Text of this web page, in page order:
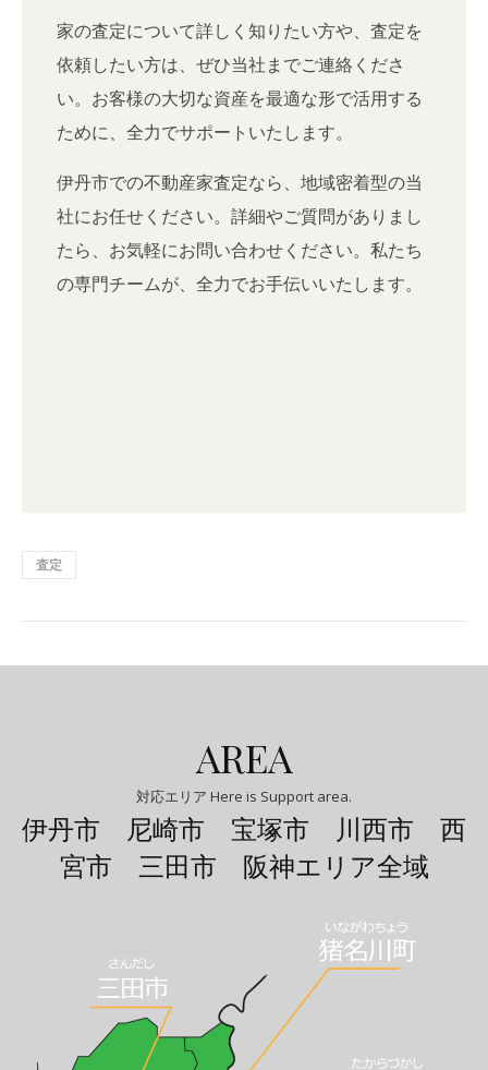
家の査定について詳しく知りたい方や、査定を
依頼したい方は、ぜひ当社までご連絡くださ
い。お客様の大切な資産を最適な形で活用する
ために、全力でサポートいたします。
伊丹市での不動産家査定なら、地域密着型の当
社にお任せください。詳細やご質問がありまし
たら、お気軽にお問い合わせください。私たち
の専門チームが、全力でお手伝いいたします。
査定
AREA
対応エリア Here is Support area.
伊丹市 尼崎市 宝塚市 川西市 西
宮市 三田市 阪神エリア全域